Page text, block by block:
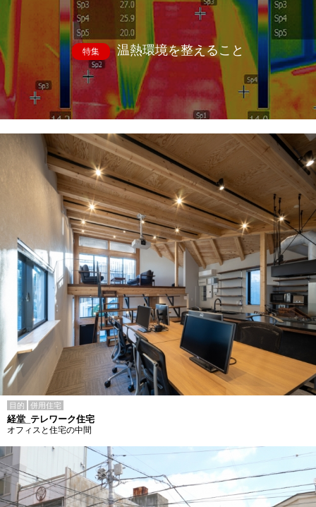
特集 温熱環境を整えること
目的 併用住宅
経堂_テレワーク住宅
オフィスと住宅の中間